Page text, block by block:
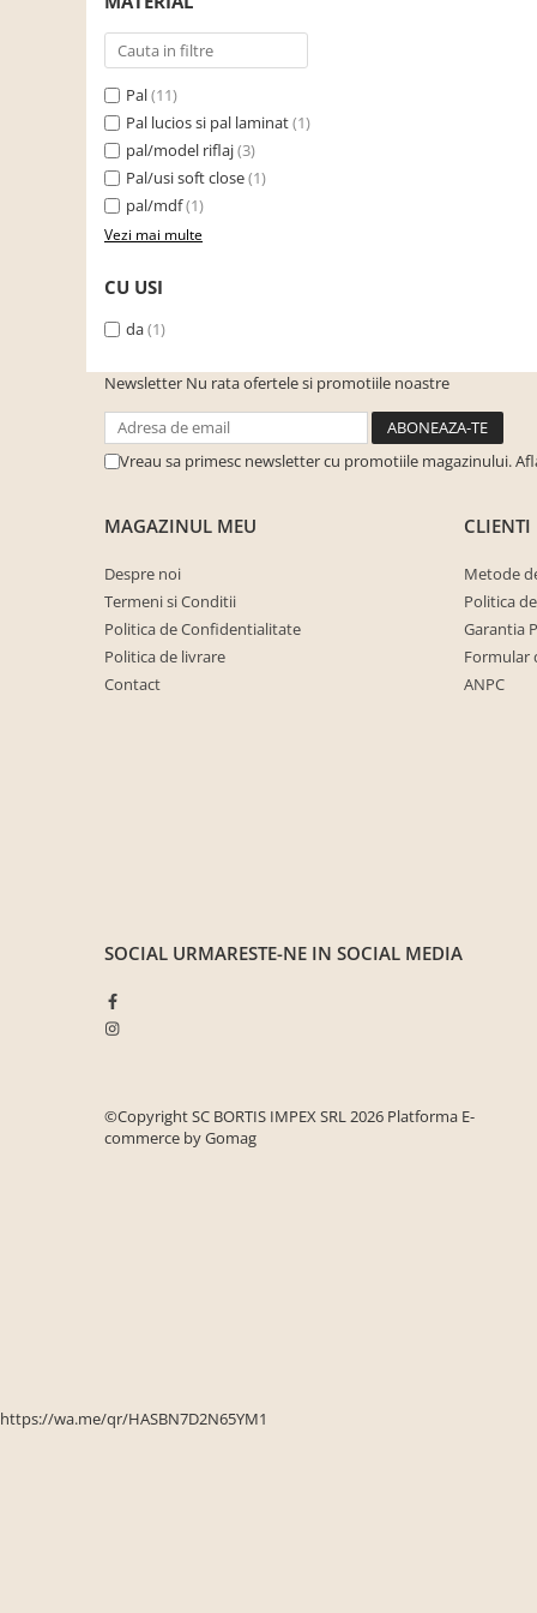
Seturi de gradina
Electrocasnice incorporabile
,Chiuvete si baterii
Baterii bucatarie
Chiuvete bucatarie
Cuptoare cu microunde
Masini de spalat vase
Oale sub presiune
Plite incorporabile
Storcatoare
Saltele ,Perne,Topper
Paturi tapitate , Canapele si Coltare
la comanda !
Coltare/canapele in L
Paturi tapitate dormitor
Mobilier clasic/rustic/vintage
Paturi tapitate dormitor
Toate Produsele
Pal(11)
Pal lucios si pal laminat(1)
pal/model riflaj(3)
Pal/usi soft close(1)
pal/mdf(1)
Vezi mai multe
CU USI
da(1)
Newsletter Nu rata ofertele si promotiile noastre
Vreau sa primesc newsletter cu promotiile magazinului.
MAGAZINUL MEU
Despre noi
Termeni si Conditii
Politica de Confidentialitate
Politica de livrare
Contact
CLIENTI
Metode
Politica
Garantia
Formular
ANPC
SOCIAL URMARESTE-NE IN SOCIAL MEDIA
©Copyright SC BORTIS IMPEX SRL 2026 Platforma E-
commerce by Gomag
https://wa.me/qr/HASBN7D2N65YM1